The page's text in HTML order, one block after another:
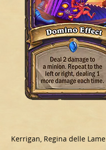
Kerrigan, Regina delle Lame